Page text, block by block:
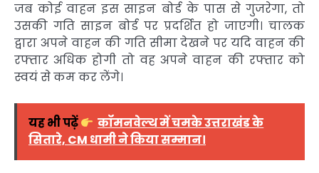
जब कोई वाहन इस साइन बोर्ड के पास से गुजरेगा, तो
उसकी गति साइन बोर्ड पर प्रदर्शित हो जाएगी। चालक
द्वारा अपने वाहन की गति सीमा देखने पर यदि वाहन की
रफ्तार अधिक होगी तो वह अपने वाहन की रफ्तार को
स्वयं से कम कर लेंगे।
यह भी पढ़ें
कॉमनवेल्थ में चमके उत्तराखंड के
सितारे, CM धामी ने किया सम्मान।